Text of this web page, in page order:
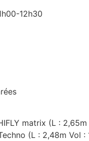
12h30
matrix (L : 2,65m
(L : 2,48m Vol :